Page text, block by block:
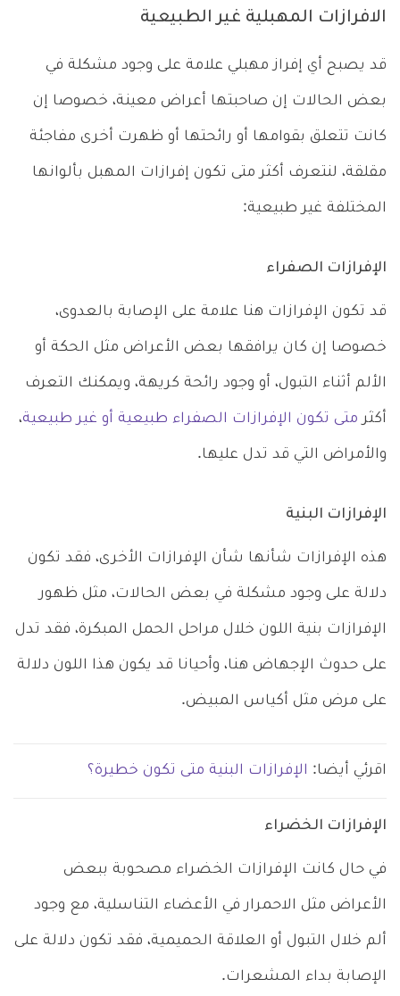
الافرازات المهبلية غير الطبيعية
قد يصبح أي إفراز مهبلي علامة على وجود مشكلة في
بعض الحالات إن صاحبتها أعراض معينة، خصوصا إن
كانت تتعلق بقوامها أو رائحتها أو ظهرت أخرى مفاجئة
مقلقة، لنتعرف أكثر متى تكون إفرازات المهبل بألوانها
المختلفة غير طبيعية:
الإفرازات الصفراء
قد تكون الإفرازات هنا علامة على الإصابة بالعدوى،
خصوصا إن كان يرافقها بعض الأعراض مثل الحكة أو
الألم أثناء التبول، أو وجود رائحة كريهة، ويمكنك التعرف
أكثر متى تكون الإفرازات الصفراء طبيعية أو غير طبيعية،
والأمراض التي قد تدل عليها.
الإفرازات البنية
هذه الإفرازات شأنها شأن الإفرازات الأخرى، فقد تكون
دلالة على وجود مشكلة في بعض الحالات، مثل ظهور
الإفرازات بنية اللون خلال مراحل الحمل المبكرة، فقد تدل
على حدوث الإجهاض هنا، وأحيانا قد يكون هذا اللون دلالة
على مرض مثل أكياس المبيض.
اقرئي أيضا: الإفرازات البنية متى تكون خطيرة؟
الإفرازات الخضراء
في حال كانت الإفرازات الخضراء مصحوبة ببعض
الأعراض مثل الاحمرار في الأعضاء التناسلية، مع وجود
ألم خلال التبول أو العلاقة الحميمية، فقد تكون دلالة على
الإصابة بداء المشعرات.